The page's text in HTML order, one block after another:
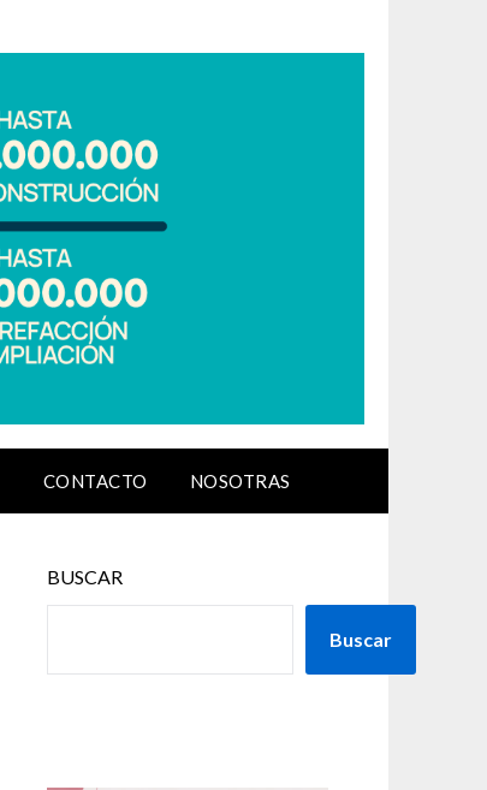
CONTACTO NOSOTRAS
BUSCAR
Buscar